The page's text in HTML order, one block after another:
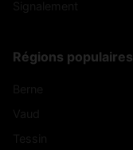
Régions populaires